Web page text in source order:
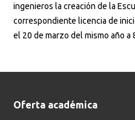
ingenieros la creación de la
correspondiente licencia de
el 20 de marzo del mismo año a
Oferta académica